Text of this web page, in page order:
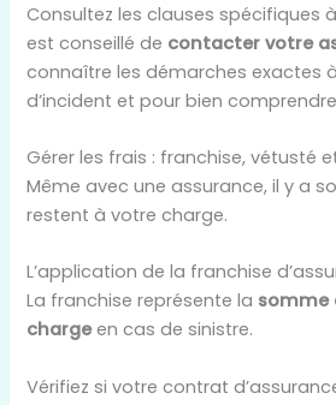
Consultez les clauses spécifiques
est conseillé de contacter votre
connaître les démarches exactes
d’incident et pour bien
Gérer les frais : franchise, vétusté
Même avec une assurance, il y a
restent à votre charge.
L’application de la franchise
La franchise représente la somme
chargeen cas de sinistre.
Vérifiez si votre contrat